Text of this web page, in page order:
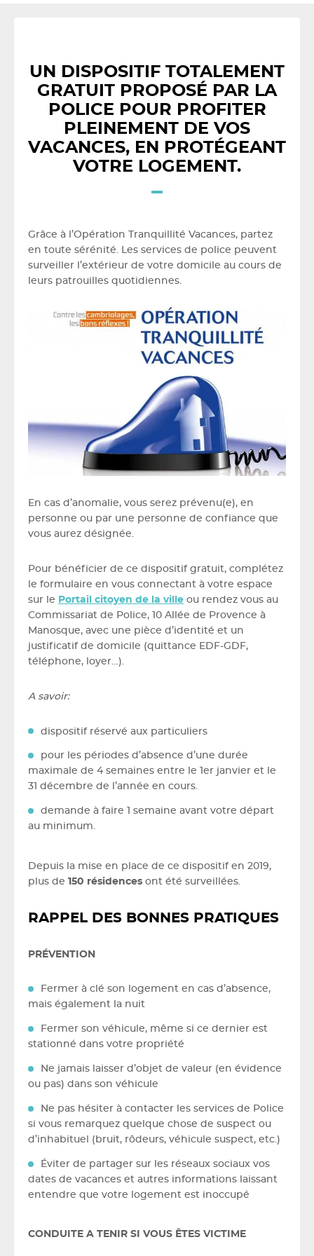
UN DISPOSITIF TOTALEMENT
GRATUIT PROPOSÉ PAR LA
POLICE POUR PROFITER
PLEINEMENT DE VOS
VACANCES, EN PROTÉGEANT
VOTRE LOGEMENT.
Grâce à l’Opération Tranquillité Vacances, partez
en toute sérénité. Les services de police peuvent
surveiller l’extérieur de votre domicile au cours de
leurs patrouilles quotidiennes.
En cas d’anomalie, vous serez prévenu(e), en
personne ou par une personne de confiance que
vous aurez désignée.
Pour bénéficier de ce dispositif gratuit, complétez
le formulaire en vous connectant à votre espace
sur le Portail citoyen de la ville ou rendez vous au
Commissariat de Police, 10 Allée de Provence à
Manosque, avec une pièce d’identité et un
justificatif de domicile (quittance EDF-GDF,
téléphone, loyer…).
A savoir:
dispositif réservé aux particuliers
pour les périodes d’absence d’une durée
maximale de 4 semaines entre le 1er janvier et le
31 décembre de l’année en cours.
demande à faire 1 semaine avant votre départ
au minimum.
Depuis la mise en place de ce dispositif en 2019,
plus de 150 résidences ont été surveillées.
RAPPEL DES BONNES PRATIQUES
PRÉVENTION
Fermer à clé son logement en cas d’absence,
mais également la nuit
Fermer son véhicule, même si ce dernier est
stationné dans votre propriété
Ne jamais laisser d’objet de valeur (en évidence
ou pas) dans son véhicule
Ne pas hésiter à contacter les services de Police
si vous remarquez quelque chose de suspect ou
d’inhabituel (bruit, rôdeurs, véhicule suspect, etc.)
Éviter de partager sur les réseaux sociaux vos
dates de vacances et autres informations laissant
entendre que votre logement est inoccupé
CONDUITE A TENIR SI VOUS ÊTES VICTIME